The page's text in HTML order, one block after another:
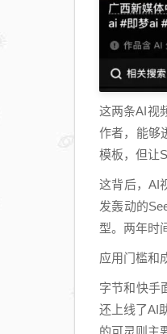
这两条AI视
作者，能够
模板，但让
这背后，AI
发轰动的
型。两年时
应用门槛和
字节和快手
还上线了AI